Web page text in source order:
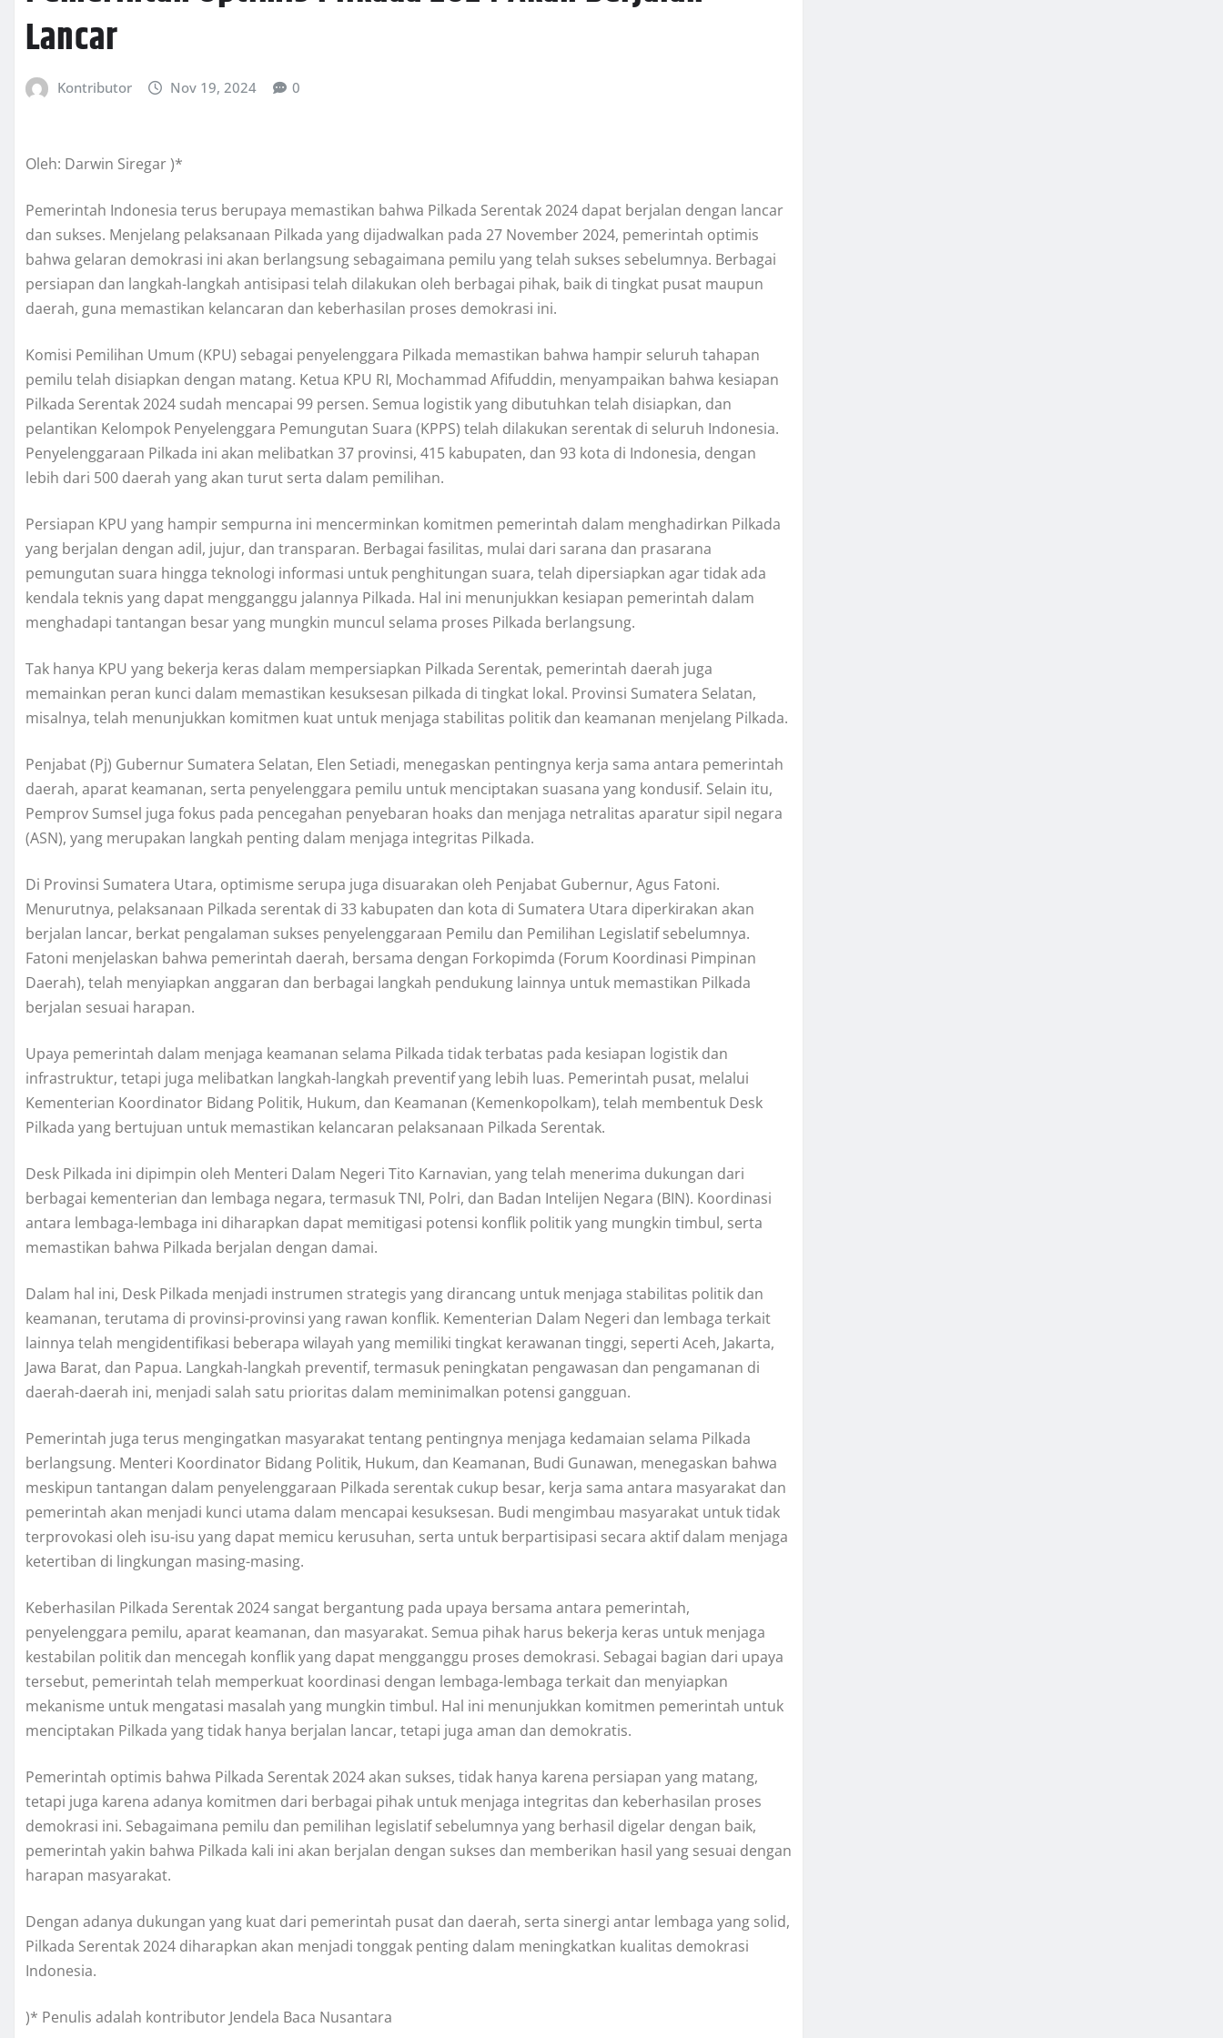
Lancar
Kontributor Nov 19, 2024 0
Oleh: Darwin Siregar )*
Pemerintah Indonesia terus berupaya memastikan bahwa Pilkada Serentak 2024 dapat berjalan dengan lancar
dan sukses. Menjelang pelaksanaan Pilkada yang dijadwalkan pada 27 November 2024, pemerintah optimis
bahwa gelaran demokrasi ini akan berlangsung sebagaimana pemilu yang telah sukses sebelumnya. Berbagai
persiapan dan langkah-langkah antisipasi telah dilakukan oleh berbagai pihak, baik di tingkat pusat maupun
daerah, guna memastikan kelancaran dan keberhasilan proses demokrasi ini.
Komisi Pemilihan Umum (KPU) sebagai penyelenggara Pilkada memastikan bahwa hampir seluruh tahapan
pemilu telah disiapkan dengan matang. Ketua KPU RI, Mochammad Afifuddin, menyampaikan bahwa kesiapan
Pilkada Serentak 2024 sudah mencapai 99 persen. Semua logistik yang dibutuhkan telah disiapkan, dan
pelantikan Kelompok Penyelenggara Pemungutan Suara (KPPS) telah dilakukan serentak di seluruh Indonesia.
Penyelenggaraan Pilkada ini akan melibatkan 37 provinsi, 415 kabupaten, dan 93 kota di Indonesia, dengan
lebih dari 500 daerah yang akan turut serta dalam pemilihan.
Persiapan KPU yang hampir sempurna ini mencerminkan komitmen pemerintah dalam menghadirkan Pilkada
yang berjalan dengan adil, jujur, dan transparan. Berbagai fasilitas, mulai dari sarana dan prasarana
pemungutan suara hingga teknologi informasi untuk penghitungan suara, telah dipersiapkan agar tidak ada
kendala teknis yang dapat mengganggu jalannya Pilkada. Hal ini menunjukkan kesiapan pemerintah dalam
menghadapi tantangan besar yang mungkin muncul selama proses Pilkada berlangsung.
Tak hanya KPU yang bekerja keras dalam mempersiapkan Pilkada Serentak, pemerintah daerah juga
memainkan peran kunci dalam memastikan kesuksesan pilkada di tingkat lokal. Provinsi Sumatera Selatan,
misalnya, telah menunjukkan komitmen kuat untuk menjaga stabilitas politik dan keamanan menjelang Pilkada.
Penjabat (Pj) Gubernur Sumatera Selatan, Elen Setiadi, menegaskan pentingnya kerja sama antara pemerintah
daerah, aparat keamanan, serta penyelenggara pemilu untuk menciptakan suasana yang kondusif. Selain itu,
Pemprov Sumsel juga fokus pada pencegahan penyebaran hoaks dan menjaga netralitas aparatur sipil negara
(ASN), yang merupakan langkah penting dalam menjaga integritas Pilkada.
Di Provinsi Sumatera Utara, optimisme serupa juga disuarakan oleh Penjabat Gubernur, Agus Fatoni.
Menurutnya, pelaksanaan Pilkada serentak di 33 kabupaten dan kota di Sumatera Utara diperkirakan akan
berjalan lancar, berkat pengalaman sukses penyelenggaraan Pemilu dan Pemilihan Legislatif sebelumnya.
Fatoni menjelaskan bahwa pemerintah daerah, bersama dengan Forkopimda (Forum Koordinasi Pimpinan
Daerah), telah menyiapkan anggaran dan berbagai langkah pendukung lainnya untuk memastikan Pilkada
berjalan sesuai harapan.
Upaya pemerintah dalam menjaga keamanan selama Pilkada tidak terbatas pada kesiapan logistik dan
infrastruktur, tetapi juga melibatkan langkah-langkah preventif yang lebih luas. Pemerintah pusat, melalui
Kementerian Koordinator Bidang Politik, Hukum, dan Keamanan (Kemenkopolkam), telah membentuk Desk
Pilkada yang bertujuan untuk memastikan kelancaran pelaksanaan Pilkada Serentak.
Desk Pilkada ini dipimpin oleh Menteri Dalam Negeri Tito Karnavian, yang telah menerima dukungan dari
berbagai kementerian dan lembaga negara, termasuk TNI, Polri, dan Badan Intelijen Negara (BIN). Koordinasi
antara lembaga-lembaga ini diharapkan dapat memitigasi potensi konflik politik yang mungkin timbul, serta
memastikan bahwa Pilkada berjalan dengan damai.
Dalam hal ini, Desk Pilkada menjadi instrumen strategis yang dirancang untuk menjaga stabilitas politik dan
keamanan, terutama di provinsi-provinsi yang rawan konflik. Kementerian Dalam Negeri dan lembaga terkait
lainnya telah mengidentifikasi beberapa wilayah yang memiliki tingkat kerawanan tinggi, seperti Aceh, Jakarta,
Jawa Barat, dan Papua. Langkah-langkah preventif, termasuk peningkatan pengawasan dan pengamanan di
daerah-daerah ini, menjadi salah satu prioritas dalam meminimalkan potensi gangguan.
Pemerintah juga terus mengingatkan masyarakat tentang pentingnya menjaga kedamaian selama Pilkada
berlangsung. Menteri Koordinator Bidang Politik, Hukum, dan Keamanan, Budi Gunawan, menegaskan bahwa
meskipun tantangan dalam penyelenggaraan Pilkada serentak cukup besar, kerja sama antara masyarakat dan
pemerintah akan menjadi kunci utama dalam mencapai kesuksesan. Budi mengimbau masyarakat untuk tidak
terprovokasi oleh isu-isu yang dapat memicu kerusuhan, serta untuk berpartisipasi secara aktif dalam menjaga
ketertiban di lingkungan masing-masing.
Keberhasilan Pilkada Serentak 2024 sangat bergantung pada upaya bersama antara pemerintah,
penyelenggara pemilu, aparat keamanan, dan masyarakat. Semua pihak harus bekerja keras untuk menjaga
kestabilan politik dan mencegah konflik yang dapat mengganggu proses demokrasi. Sebagai bagian dari upaya
tersebut, pemerintah telah memperkuat koordinasi dengan lembaga-lembaga terkait dan menyiapkan
mekanisme untuk mengatasi masalah yang mungkin timbul. Hal ini menunjukkan komitmen pemerintah untuk
menciptakan Pilkada yang tidak hanya berjalan lancar, tetapi juga aman dan demokratis.
Pemerintah optimis bahwa Pilkada Serentak 2024 akan sukses, tidak hanya karena persiapan yang matang,
tetapi juga karena adanya komitmen dari berbagai pihak untuk menjaga integritas dan keberhasilan proses
demokrasi ini. Sebagaimana pemilu dan pemilihan legislatif sebelumnya yang berhasil digelar dengan baik,
pemerintah yakin bahwa Pilkada kali ini akan berjalan dengan sukses dan memberikan hasil yang sesuai dengan
harapan masyarakat.
Dengan adanya dukungan yang kuat dari pemerintah pusat dan daerah, serta sinergi antar lembaga yang solid,
Pilkada Serentak 2024 diharapkan akan menjadi tonggak penting dalam meningkatkan kualitas demokrasi
Indonesia.
)* Penulis adalah kontributor Jendela Baca Nusantara